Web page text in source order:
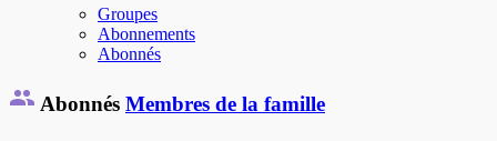
Groupes
Abonnements
Abonnés
Abonnés Membres de la famille